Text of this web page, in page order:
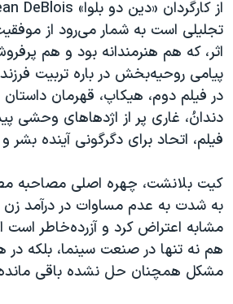
تجلیلی است به شمار می‌رود از
اثر، که هم هنرمندانه بود و هم
پیامی روحیه‌بخش در باره تربیت
در فیلم دوم، هیکاپ، قهرمان
دندانُ، غاری پر از اژدهاهای وحشی
فیلم، اتحاد برای دگرگونی آینده
کیت بلانشت، چهره اصلی مصاحبه
به شدت به عدم مساوات در درآمد
هم نه تنها در صنعت سینما، بلکه در
مشکل همچنان حل نشده باقی